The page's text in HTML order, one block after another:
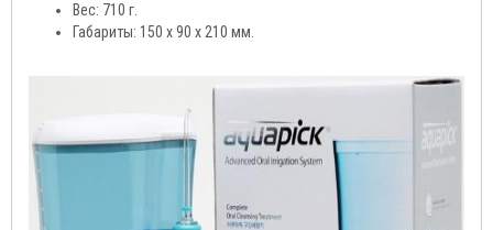
Вес: 710 г.
Габариты: 150 х 90 х 210 мм.